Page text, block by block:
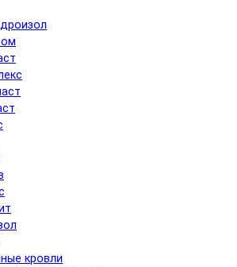
кровли